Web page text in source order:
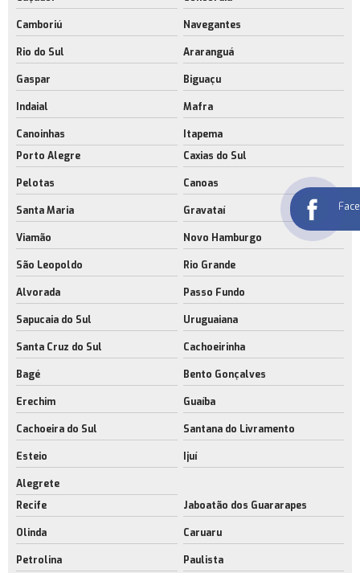
Camboriú Navegantes
Rio do Sul Araranguá
Gaspar Biguaçu
Indaial Mafra
Canoinhas
Itapema
Porto Alegre
Caxias do Sul
Pelotas Canoas
Santa Maria Gravataí
Viamão Novo Hamburgo
São Leopoldo Rio Grande
Alvorada Passo Fundo
Sapucaia do Sul Uruguaiana
Santa Cruz do Sul Cachoeirinha
Bagé Bento Gonçalves
Erechim Guaíba
Cachoeira do Sul Santana do Livramento
Esteio Ijuí
Alegrete
Recife
Jaboatão dos Guararapes
Olinda Caruaru
Petrolina Paulista